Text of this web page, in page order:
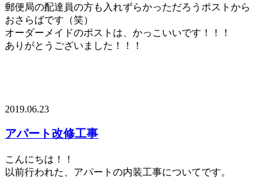
郵便局の配達員の方も入れずらかっただろうポストから
おさらばです（笑）
オーダーメイドのポストは、かっこいいです！！！
ありがとうございました！！！
2019.06.23
アパート改修工事
こんにちは！！
以前行われた、アパートの内装工事についてです。